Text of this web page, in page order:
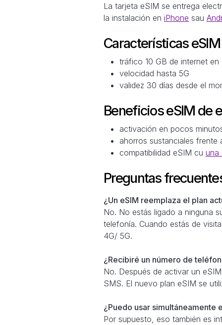
La tarjeta eSIM se entrega
la instalación en iPhone sau
Características
tráfico 10 GB de internet en
velocidad hasta 5G
validez 30 días desde el
Beneficios eSIM de
activación en pocos
ahorros sustanciales frente
compatibilidad eSIM cu una
Preguntas
¿Un eSIM reemplaza el plan
No. No estás ligado a ninguna
telefonía. Cuando estás de
4G/ 5G.
¿Recibiré un número de
No. Después de activar un
SMS. El nuevo plan eSIM se
¿Puedo usar simultáneamente
Por supuesto, eso también es